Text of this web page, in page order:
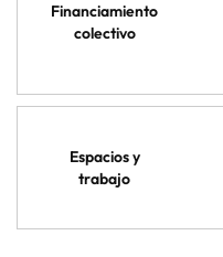
Financiamiento
colectivo
Espacios y
trabajo